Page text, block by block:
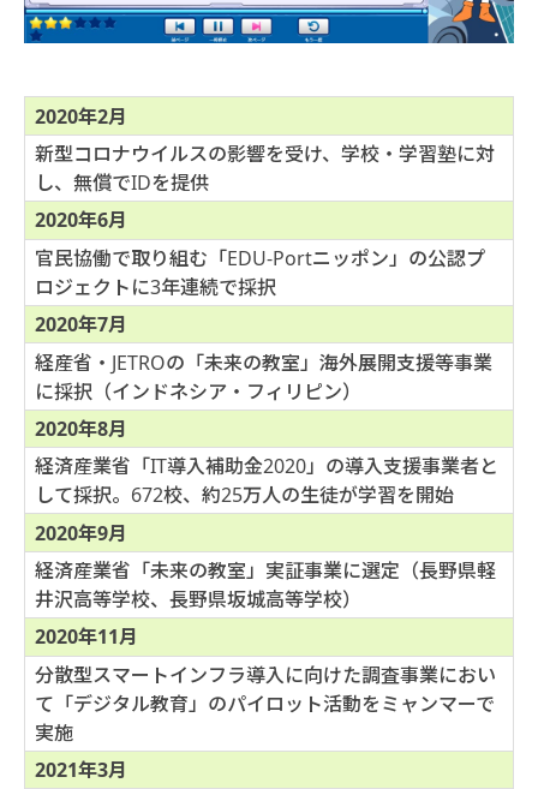
2020年2月
新型コロナウイルスの影響を受け、学校・学習塾に対
し、無償でIDを提供
2020年6月
官民協働で取り組む「EDU-Portニッポン」の公認プ
ロジェクトに3年連続で採択
2020年7月
経産省・JETROの「未来の教室」海外展開支援等事業
に採択（インドネシア・フィリピン）
2020年8月
経済産業省「IT導入補助金2020」の導入支援事業者と
して採択。672校、約25万人の生徒が学習を開始
2020年9月
経済産業省「未来の教室」実証事業に選定（長野県軽
井沢高等学校、長野県坂城高等学校）
2020年11月
分散型スマートインフラ導入に向けた調査事業におい
て「デジタル教育」のパイロット活動をミャンマーで
実施
2021年3月